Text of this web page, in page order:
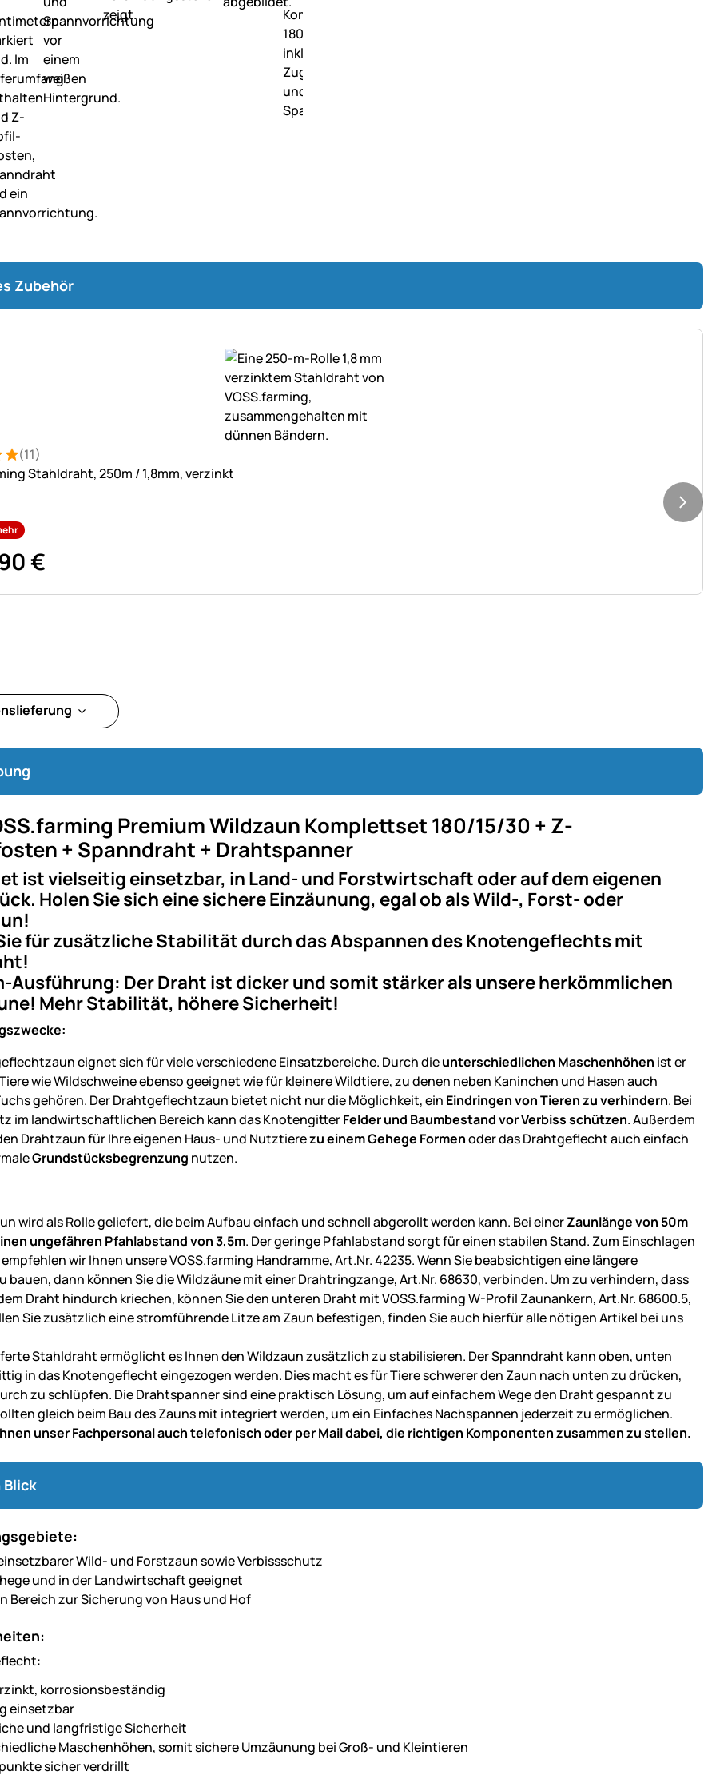
Zubehör
5 von 5 (11 Bewertungen)
(11)
Stahldraht, 250m / 1,8mm, verzinkt
€
Premium Wildzaun Komplettset 180/15/30 + Z-
+ Spanndraht + Drahtspanner
ist vielseitig einsetzbar, in Land- und Forstwirtschaft oder auf dem eigenen
Holen Sie sich eine sichere Einzäunung, egal ob als Wild-, Forst- oder
für zusätzliche Stabilität durch das Abspannen des Knotengeflechts mit
Ausführung: Der Draht ist dicker und somit stärker als unsere herkömmlichen
Mehr Stabilität, höhere Sicherheit!
eignet sich für viele verschiedene Einsatzbereiche. Durch dieunterschiedlichen Maschenhöhen ist er
wie Wildschweine ebenso geeignet wie für kleinere Wildtiere, zu denen neben Kaninchen und Hasen auch
gehören. Der Drahtgeflechtzaun bietet nicht nur die Möglichkeit, ein Eindringen von Tieren zu verhindern. Bei
im landwirtschaftlichen Bereich kann das KnotengitterFelder und Baumbestand vor Verbiss schützen. Außerdem
Drahtzaun für Ihre eigenen Haus- und Nutztierezu einem Gehege Formenoder das Drahtgeflecht auch einfach
Grundstücksbegrenzung nutzen.
wird als Rolle geliefert, die beim Aufbau einfach und schnell abgerollt werden kann. Bei einerZaunlänge von 50m
ungefähren Pfahlabstand von 3,5m. Der geringe Pfahlabstand sorgt für einen stabilen Stand. Zum Einschlagen
wir Ihnen unsere VOSS.farming Handramme, Art.Nr. 42235. Wenn Sie beabsichtigen eine längere
bauen, dann können Sie die Wildzäune mit einer Drahtringzange, Art.Nr. 68630, verbinden. Um zu verhindern, dass
Draht hindurch kriechen, können Sie den unteren Draht mit VOSS.farming W-Profil Zaunankern, Art.Nr. 68600.5,
Sie zusätzlich eine stromführende Litze am Zaun befestigen, finden Sie auch hierfür alle nötigen Artikel bei uns
Stahldraht ermöglicht es Ihnen den Wildzaun zusätzlich zu stabilisieren. Der Spanndraht kann oben, unten
in das Knotengeflecht eingezogen werden. Dies macht es für Tiere schwerer den Zaun nach unten zu drücken,
zu schlüpfen. Die Drahtspanner sind eine praktisch Lösung, um auf einfachem Wege den Draht gespannt zu
gleich beim Bau des Zauns mit integriert werden, um ein Einfaches Nachspannen jederzeit zu ermöglichen.
unser Fachpersonal auch telefonisch oder per Mail dabei, die richtigen Komponenten zusammen zu stellen.
Blick
Wild- und Forstzaun sowie Verbissschutz
und in der Landwirtschaft geeignet
Bereich zur Sicherung von Haus und Hof
korrosionsbeständig
einsetzbar
und langfristige Sicherheit
Maschenhöhen, somit sichere Umzäunung bei Groß- und Kleintieren
sicher verdrillt